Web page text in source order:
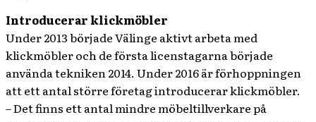
Introducerar klickmöbler
Under 2013 började Välinge aktivt arbeta med
klickmöbler och de första licenstagarna började
använda tekniken 2014. Under 2016 är förhoppningen
att ett antal större företag introducerar klickmöbler.
– Det finns ett antal mindre möbeltillverkare på